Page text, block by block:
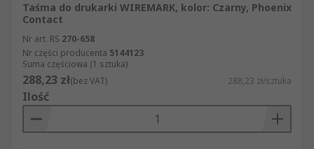
Taśma do drukarki WIREMARK, kolor: Czarny, Phoenix
Contact
Nr art. RS 270-658
Nr części producenta 5144123
Suma częściowa (1 sztuka)
288,23 zł(bez VAT) 288,23 zł/sztuka
Ilość